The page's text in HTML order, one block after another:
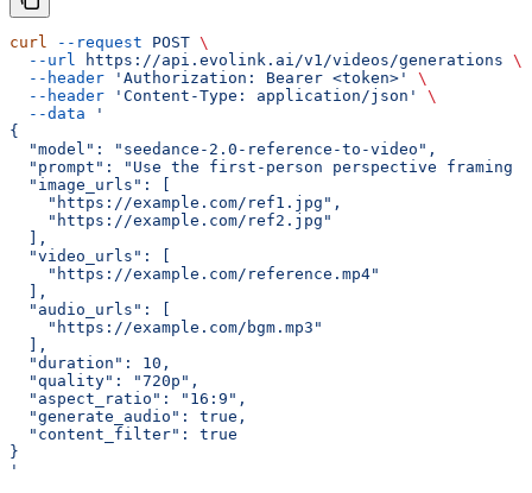
curl --request POST \
  --url
https://api.evolink.ai/v1/videos/generations \
  --header
'Authorization: Bearer <token>'
\
  --header
'Content-Type: application/json'
\
  --data
'
{
  "model": "seedance-2.0-reference-to-video",
"prompt": "Use the first-person perspective framing
  "image_urls": [
    "https://example.com/ref1.jpg",
    "https://example.com/ref2.jpg"
  ],
  "video_urls": [
    "https://example.com/reference.mp4"
  ],
  "audio_urls": [
    "https://example.com/bgm.mp3"
  ],
  "duration": 10,
  "quality": "720p",
  "aspect_ratio": "16:9",
  "generate_audio": true,
  "content_filter": true
}
'